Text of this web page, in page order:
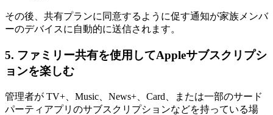
その後、共有プランに同意するように促す通知が家族メンバ
ーのデバイスに自動的に送信されます。
5. ファミリー共有を使用してAppleサブスクリプシ
ョンを楽しむ
管理者が TV+、Music、News+、Card、または一部のサード
パーティアプリのサブスクリプションなどを持っている場